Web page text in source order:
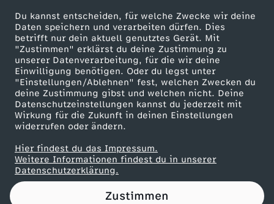
Du kannst entscheiden, für welche Zwecke wir deine
Daten speichern und verarbeiten dürfen. Dies
betrifft nur dein aktuell genutztes Gerät. Mit
"Zustimmen" erklärst du deine Zustimmung zu
unserer Datenverarbeitung, für die wir deine
Einwilligung benötigen. Oder du legst unter
"Einstellungen/Ablehnen" fest, welchen Zwecken du
deine Zustimmung gibst und welchen nicht. Deine
Datenschutzeinstellungen kannst du jederzeit mit
Wirkung für die Zukunft in deinen Einstellungen
widerrufen oder ändern.
Hier findest du das Impressum.
Weitere Informationen findest du in unserer
Datenschutzerklärung.
Zustimmen
ZDF goes Schule
Werbefernsehen
Mainzelmännchen
Partner